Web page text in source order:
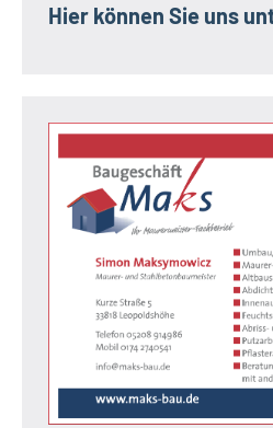
Hier können Sie uns